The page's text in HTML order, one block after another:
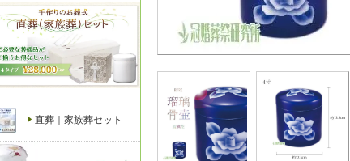
直葬｜家族葬セット